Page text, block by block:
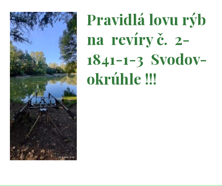
Pravidlá lovu rýb
na revíry č. 2-
1841-1-3 Svodov-
okrúhle !!!